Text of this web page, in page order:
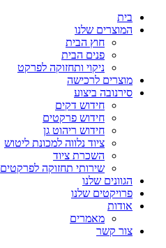
בית
המוצרים שלנו
חוץ הבית
פנים הבית
ניקוי ותחזוקה לפרקט
מוצרים לרכישה
סירנובה ביצוע
חידוש דקים
חידוש פרקטים
חידוש ריהוט גן
ציוד נלווה למכונת ליטוש
השכרת ציוד
שירותי תחזוקה לפרקטים
הגוונים שלנו
פרויקטים שלנו
אודות
מאמרים
צור קשר